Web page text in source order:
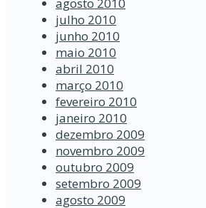
julho 2010
junho 2010
maio 2010
abril 2010
março 2010
fevereiro 2010
janeiro 2010
dezembro 2009
novembro 2009
outubro 2009
setembro 2009
agosto 2009